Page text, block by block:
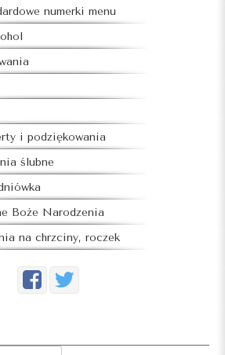
numerki menu
i podziękowania
ślubne
Boże Narodzenia
na chrzciny, roczek